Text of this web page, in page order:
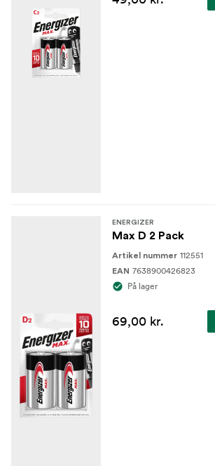
ENERGIZER
Max D 2 Pack
Artikel nummer 112551
EAN 7638900426823
På lager
69,00 kr.